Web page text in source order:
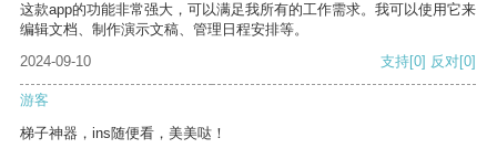
这款app的功能非常强大，可以满足我所有的工作需求。我可以使用它来
编辑文档、制作演示文稿、管理日程安排等。
2024-09-10
支持[0] 反对[0]
游客
梯子神器，ins随便看，美美哒！